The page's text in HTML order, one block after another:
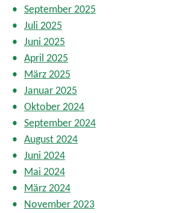
September 2025
Juli 2025
Juni 2025
April 2025
März 2025
Januar 2025
Oktober 2024
September 2024
August 2024
Juni 2024
Mai 2024
März 2024
November 2023